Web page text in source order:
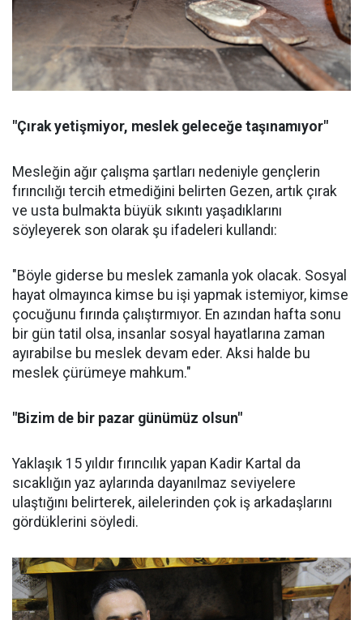
"Çırak yetişmiyor, meslek geleceğe taşınamıyor"
Mesleğin ağır çalışma şartları nedeniyle gençlerin
fırıncılığı tercih etmediğini belirten Gezen, artık çırak
ve usta bulmakta büyük sıkıntı yaşadıklarını
söyleyerek son olarak şu ifadeleri kullandı:
"Böyle giderse bu meslek zamanla yok olacak. Sosyal
hayat olmayınca kimse bu işi yapmak istemiyor, kimse
çocuğunu fırında çalıştırmıyor. En azından hafta sonu
bir gün tatil olsa, insanlar sosyal hayatlarına zaman
ayırabilse bu meslek devam eder. Aksi halde bu
meslek çürümeye mahkum."
"Bizim de bir pazar günümüz olsun"
Yaklaşık 15 yıldır fırıncılık yapan Kadir Kartal da
sıcaklığın yaz aylarında dayanılmaz seviyelere
ulaştığını belirterek, ailelerinden çok iş arkadaşlarını
gördüklerini söyledi.